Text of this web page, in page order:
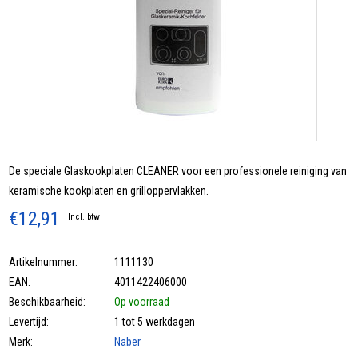
De speciale Glaskookplaten CLEANER voor een professionele reiniging van
keramische kookplaten en grilloppervlakken.
€12,91 Incl. btw
Artikelnummer:
1111130
EAN:
4011422406000
Beschikbaarheid:
Op voorraad
Levertijd:
1 tot 5 werkdagen
Merk:
Naber